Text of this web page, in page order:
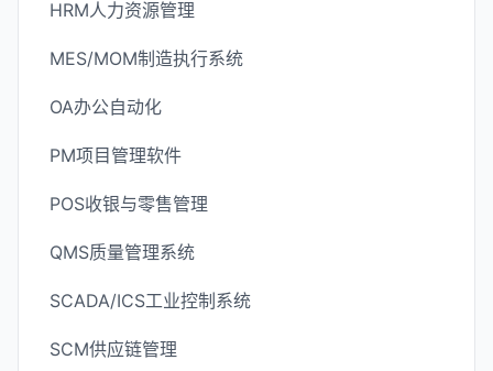
HRM人力资源管理
MES/MOM制造执行系统
OA办公自动化
PM项目管理软件
POS收银与零售管理
QMS质量管理系统
SCADA/ICS工业控制系统
SCM供应链管理